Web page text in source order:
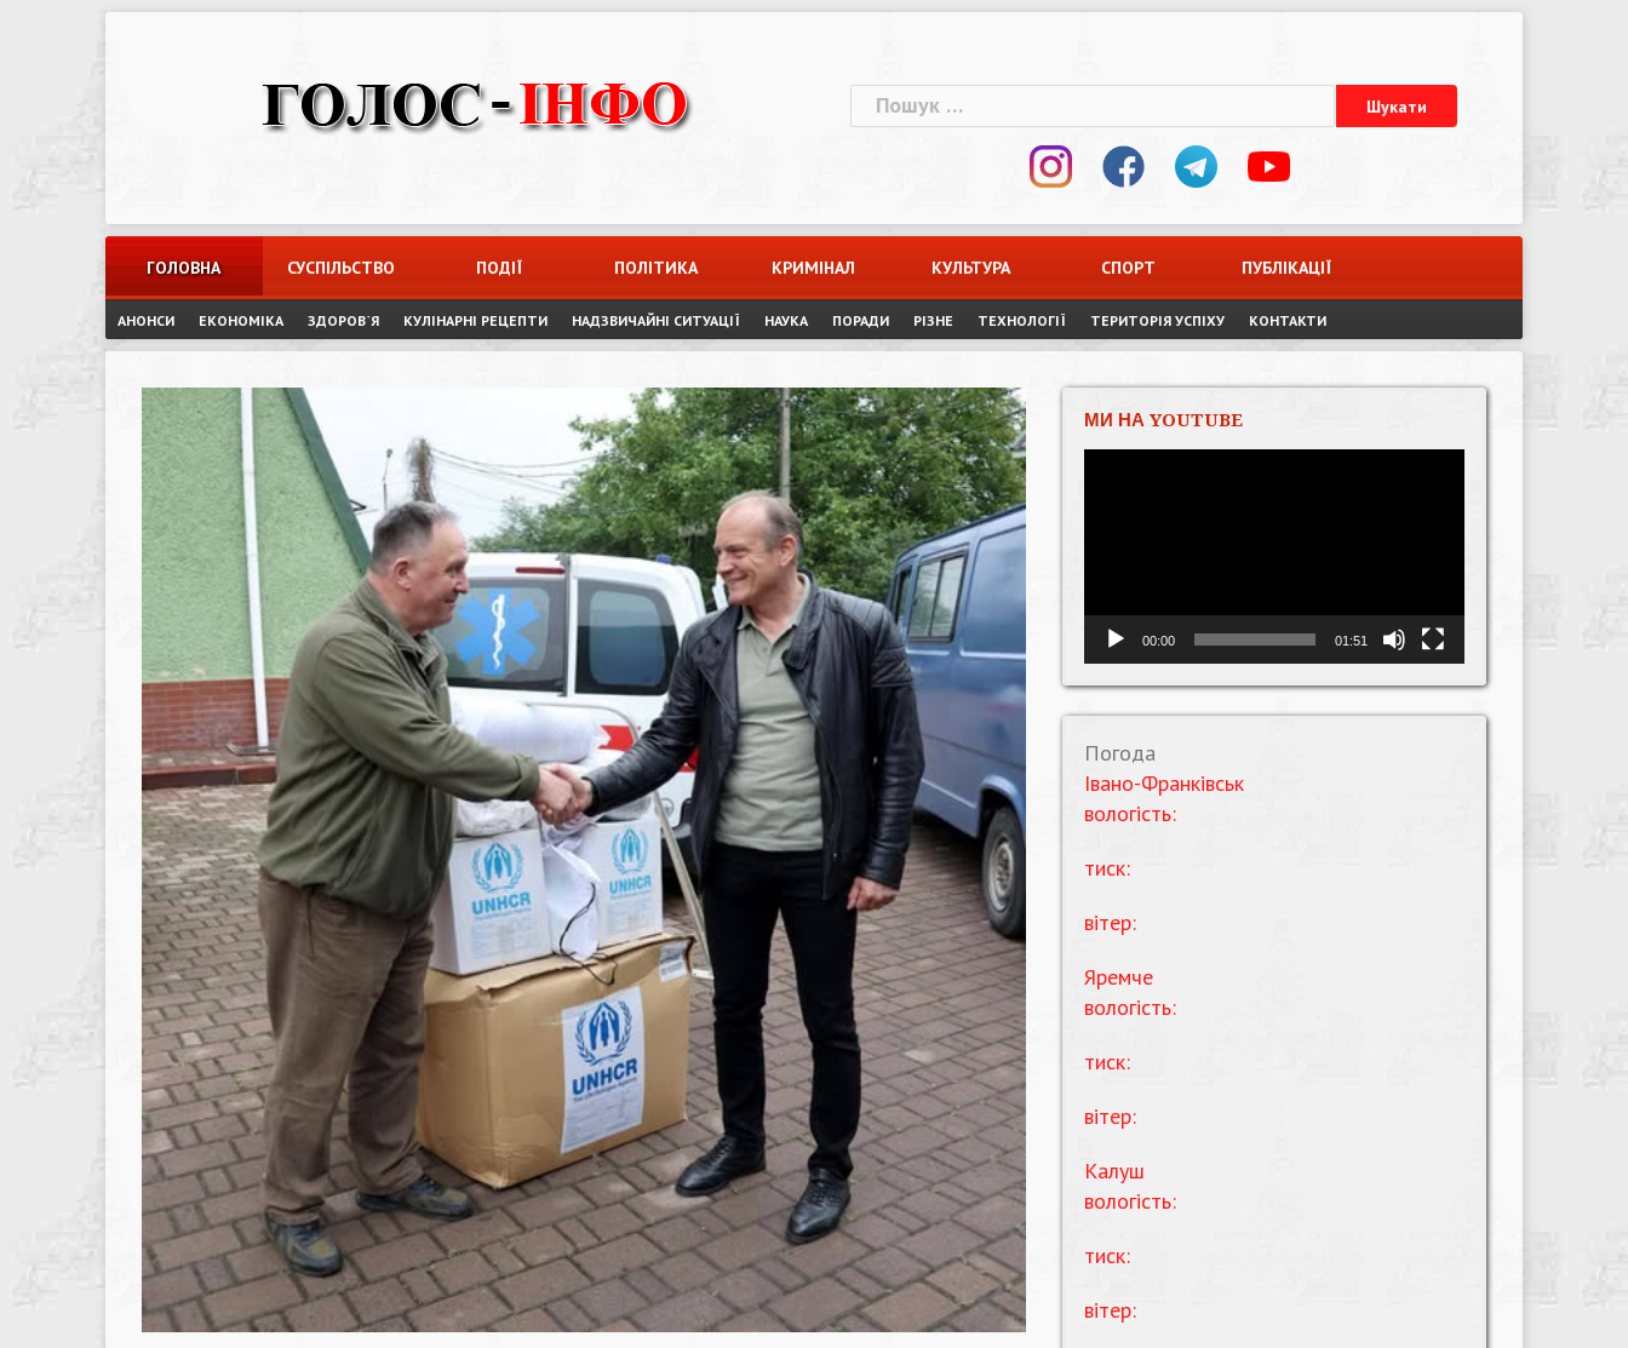
Пошук:
ГОЛОВНА СУСПІЛЬСТВО ПОДІЇ ПОЛІТИКА КРИМІНАЛ КУЛЬТУРА СПОРТ ПУБЛІКАЦІЇ
АНОНСИ ЕКОНОМІКА ЗДОРОВ`Я КУЛІНАРНІ РЕЦЕПТИ НАДЗВИЧАЙНІ СИТУАЦІЇ НАУКА ПОРАДИ РІЗНЕ ТЕХНОЛОГІЇ ТЕРИТОРІЯ УСПІХУ КОНТАКТИ
МИ НА YOUTUBE
00:00 01:51
Погода
Івано-Франківськ
вологість:
тиск:
вітер:
Яремче
вологість:
тиск:
вітер:
Калуш
вологість:
тиск:
вітер: